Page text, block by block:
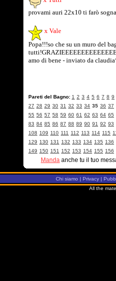
provami auri 22x10 ti farò
x Vale
Popa!!!so che su un muro del
amo di bene - inviato da
Pareti del Bagno: 1 2 3 4 5 6 7 8 9
27 28 29 30 31 32 33 34 35 36 37
55 56 57 58 59 60 61 62 63 64 65
83 84 85 86 87 88 89 90 91 92 93
108 109 110 111 112 113 114 115
129 130 131 132 133 134 135 136
149 150 151 152 153 154 155 156
Manda anche tu il tuo
Chi siamo | Privacy |
All the